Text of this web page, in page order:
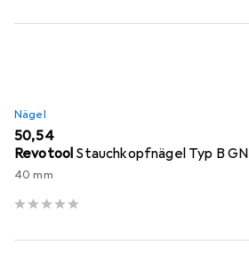
Nägel
EUR
50,54
Revotool Stauchkopfnägel Typ B GN
40 mm